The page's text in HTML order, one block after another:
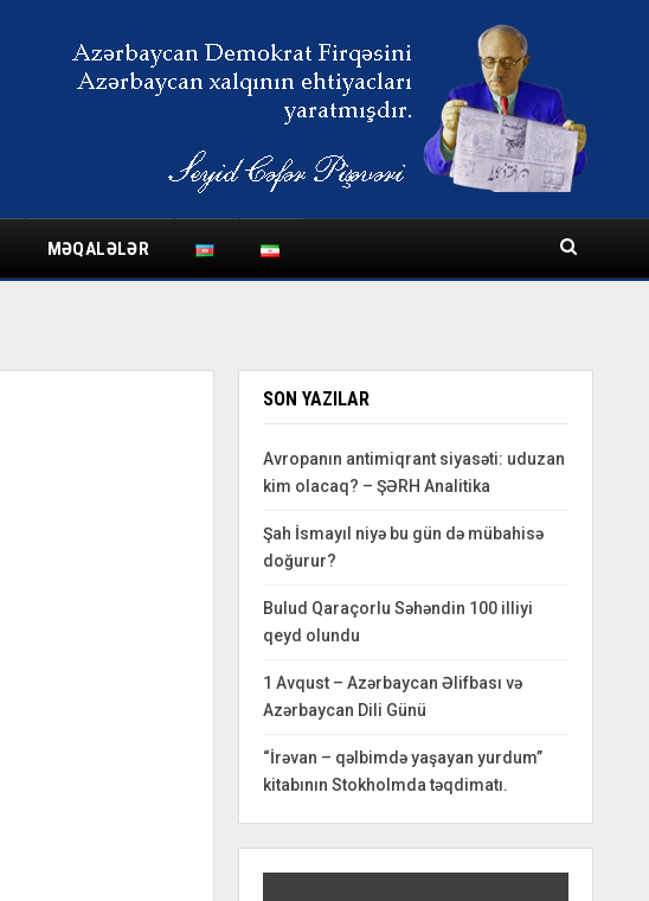
MƏQALƏLƏR
SON YAZILAR
Avropanın antimiqrant siyasəti: uduzan
kim olacaq? – ŞƏRH Analitika
Şah İsmayıl niyə bu gün də mübahisə
doğurur?
Bulud Qaraçorlu Səhəndin 100 illiyi
qeyd olundu
1 Avqust – Azərbaycan Əlifbası və
Azərbaycan Dili Günü
“İrəvan – qəlbimdə yaşayan yurdum”
kitabının Stokholmda təqdimatı.